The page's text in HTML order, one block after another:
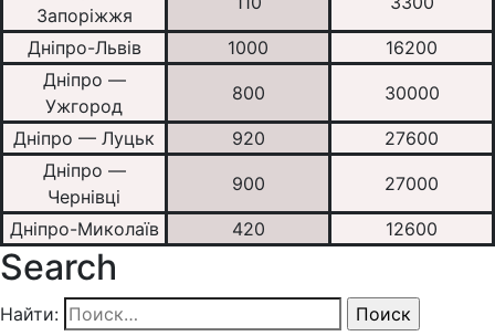
Запоріжжя
Дніпро-Львів 1000
16200
Дніпро —
Ужгород
800 30000
Дніпро — Луцьк 920
27600
Дніпро —
Чернівці
900 27000
Дніпро-Миколаїв 420 12600
Search
Найти: